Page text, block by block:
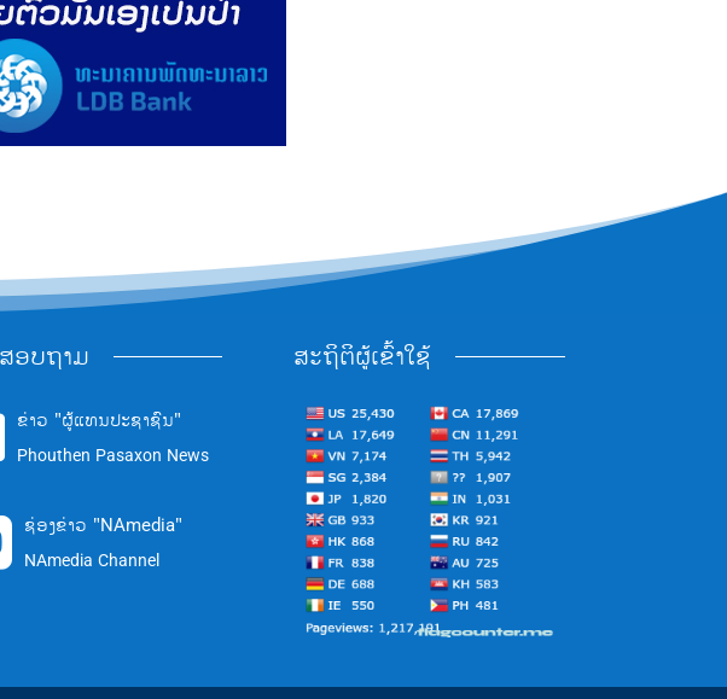
ອບຖາມ
ຂ່າວ "ຜູ້ແທນປະຊາຊົນ"
Phouthen Pasaxon News
ຊ່ອງຂ່າວ "NAmedia"
NAmedia Channel
ສະຖິຕິຜູ້ເຂົ້າໃຊ້